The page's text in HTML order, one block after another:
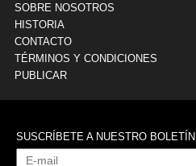
SOBRE NOSOTROS
HISTORIA
CONTACTO
TÉRMINOS Y CONDICIONES
PUBLICAR
SUSCRÍBETE A NUESTRO BOLETÍN